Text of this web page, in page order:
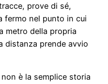
prove di sé,
fermo nel punto in cui
metro della propria
distanza prende avvio
non è la semplice storia